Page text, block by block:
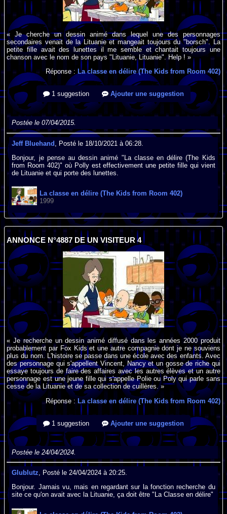
« Je cherche un dessin animé dans lequel une des personnages
secondaires venait de la Lituanie et mangeait toujours du "borsch". La
petite fille avait des lunettes il me semble et chantait toujours une
chanson avec le nom de son pays "Lituanie, Lituanie". Help ! »
Réponse : La classe en délire (The Kids from Room 402)
1 suggestion Ajouter une suggestion
Postée le 07/04/2015.
Jeff Bluehand , Posté le 18/10/2021 à 06:28.
Bonjour, je pense au dessin animé "La classe en délire (The Kids
from Room 402)" où Polly est effectivement une petite fille qui vient
de Lituanie et qui porte des lunettes.
La classe en délire (The Kids from Room 402)
1999
ANNONCE N°4887 DE UN VISITEUR 4
« Je recherche un dessin animé diffusé dans les années 2000 produit
probablement par Fox Kids et une autre compagnie dont je ne souviens
plus du nom. L'histoire se passe dans une école avec des enfants. Avec
des personnage qui s'appellent Vincent, Nancy et un gosse de riche qui
essaye toujours de faire des affaires avec les autres élèves et un autre
personnage est une jeune fille qui s'appelle Polie ou Poly qui parle sans
cesse de la Lituanie et de sa collection de cuillères. »
Réponse :La classe en délire (The Kids from Room 402)
1 suggestion Ajouter une suggestion
Postée le 24/04/2024.
Glublutz , Posté le 24/04/2024 à 20:25.
Bonjour. Jamais vu, mais en regardant sur la fonction recherche du
site ce qu'on avait avec la Lituanie, ça doit être "La Classe en délire"